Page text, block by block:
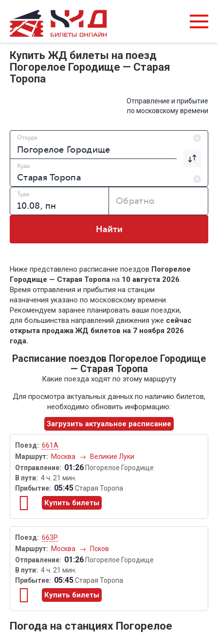
Купить ЖД билеты на поезд
Погорелое Городище — Старая
Торопа
Отправление и прибытие
по московскому времени
Откуда
Куда
Туда
Обратно
Найти
Ниже представлено расписание поездов Погорелое
Городище — Старая Торопа на 10 августа 2026.
Время отправления и прибытия на станции
назначения указано по московскому времени.
Рекомендуем заранее планировать ваши поездки,
для большинства направлений движения уже сейчас
открыта продажа ЖД билетов на 7 ноября 2026
года.
Расписание поездов Погорелое Городище
— Старая Торопа
Какие поезда ходят по этому маршруту
Для просмотра актуальных данных по наличию билетов,
необходимо обновить информацию:
Загрузить актуальное расписание
661А
Москва
→ Великие Луки
01:26 Погорелое Городище
4 ч. 21 мин.
05:45Старая Торопа
Купить билеты
663Р
Москва
→ Псков
01:26 Погорелое Городище
4 ч. 21 мин.
05:45Старая Торопа
Купить билеты
Погода на станциях Погорелое